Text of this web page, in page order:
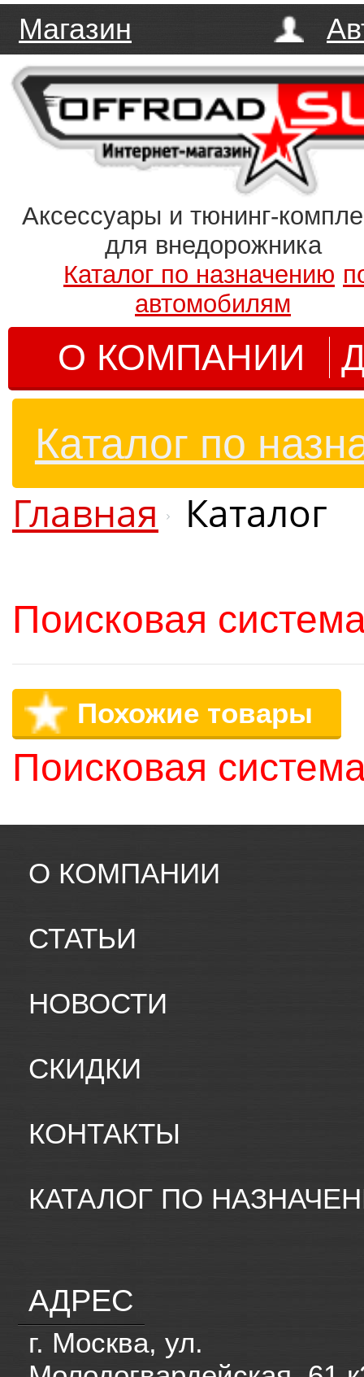
Магазин
Аксессуары и тюнинг-
для внедорожника
Каталог по назначению
автомобилям
О КОМПАНИИ
Каталог по
Главная Каталог
Поисковая
Похожие товары
Поисковая
О КОМПАНИИ
СТАТЬИ
НОВОСТИ
СКИДКИ
КОНТАКТЫ
КАТАЛОГ ПО
АДРЕС
г. Москва, ул.